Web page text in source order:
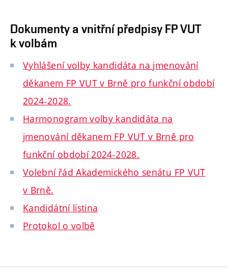
Dokumenty a vnitřní předpisy FP VUT
k volbám
Vyhlášení volby kandidáta na jmenování
děkanem FP VUT v Brně pro funkční období
2024-2028.
Harmonogram volby kandidáta na
jmenování děkanem FP VUT v Brně pro
funkční období 2024-2028.
Volební řád Akademického senátu FP VUT
v Brně.
Kandidátní listina
Protokol o volbě